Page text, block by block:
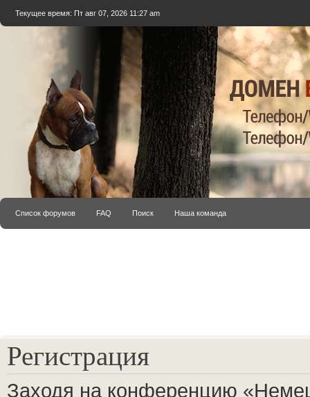
Текущее время: Пт авг 07, 2026 11:27 am
Список форумов FAQ Поиск Наша команда
Регистрация
Заходя на конференцию